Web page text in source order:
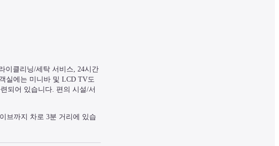
이클리닝/세탁 서비스, 24시간
실에는 미니바 및 LCD TV도
되어 있습니다. 편의 시설/서
브까지 차로 3분 거리에 있습